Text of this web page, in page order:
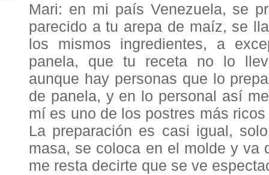
Mari: en mi país Venezuela, se
parecido a tu arepa de maíz, se
los mismos ingredientes, a
panela, que tu receta no lo
aunque hay personas que lo
de panela, y en lo personal así
mí es uno de los postres más
La preparación es casi igual,
masa, se coloca en el molde y va
me resta decirte que se ve